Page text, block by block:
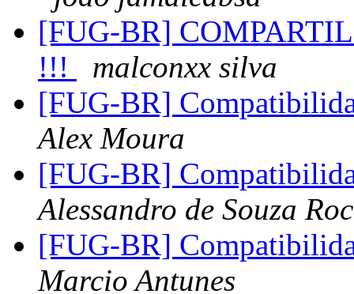
[FUG-BR]
!!!
malconxx silva
[FUG-BR]
Alex Moura
[FUG-BR]
Alessandro de Souza
[FUG-BR]
Marcio Antunes